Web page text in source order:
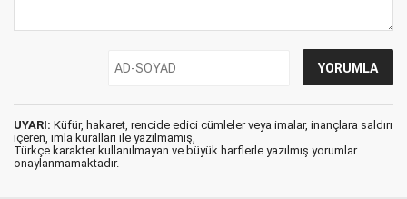
UYARI: Küfür, hakaret, rencide edici cümleler veya imalar, inançlara saldırı
içeren, imla kuralları ile yazılmamış,
Türkçe karakter kullanılmayan ve büyük harflerle yazılmış yorumlar
onaylanmamaktadır.